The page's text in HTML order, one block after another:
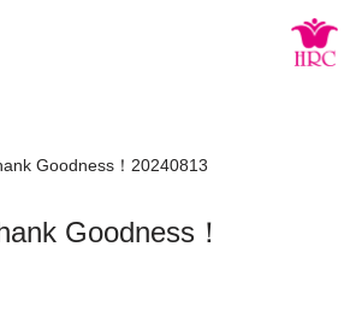
Goodness！20240813
Goodness！